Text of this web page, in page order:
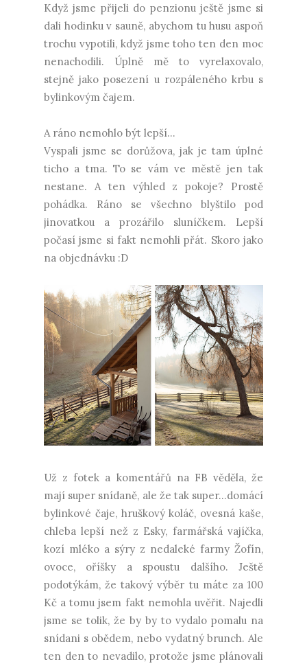
Když jsme přijeli do penzionu ještě jsme si
dali hodinku v sauně, abychom tu husu aspoň
trochu vypotili, když jsme toho ten den moc
nenachodili. Úplně mě to vyrelaxovalo,
stejně jako posezení u rozpáleného krbu s
bylinkovým čajem.
A ráno nemohlo být lepší...
Vyspali jsme se dorůžova, jak je tam úplné
ticho a tma. To se vám ve městě jen tak
nestane. A ten výhled z pokoje? Prostě
pohádka. Ráno se všechno blyštilo pod
jinovatkou a prozářilo sluníčkem. Lepší
počasí jsme si fakt nemohli přát. Skoro jako
na objednávku :D
Už z fotek a komentářů na FB věděla, že
mají super snídaně, ale že tak super...domácí
bylinkové čaje, hruškový koláč, ovesná kaše,
chleba lepší než z Esky, farmářská vajíčka,
kozí mléko a sýry z nedaleké farmy Žofín,
ovoce, oříšky a spoustu dalšího. Ještě
podotýkám, že takový výběr tu máte za 100
Kč a tomu jsem fakt nemohla uvěřit. Najedli
jsme se tolik, že by by to vydalo pomalu na
snídani s obědem, nebo vydatný brunch. Ale
ten den to nevadilo, protože jsme plánovali